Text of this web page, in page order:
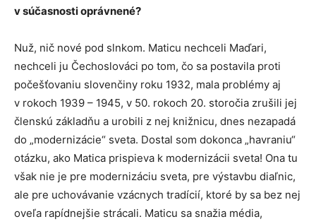
v súčasnosti oprávnené?
Nuž, nič nové pod slnkom. Maticu nechceli Maďari,
nechceli ju Čechoslováci po tom, čo sa postavila proti
počešťovaniu slovenčiny roku 1932, mala problémy aj
v rokoch 1939 – 1945, v 50. rokoch 20. storočia zrušili jej
členskú základňu a urobili z nej knižnicu, dnes nezapadá
do „modernizácie“ sveta. Dostal som dokonca „havraniu“
otázku, ako Matica prispieva k modernizácii sveta! Ona tu
však nie je pre modernizáciu sveta, pre výstavbu diaľnic,
ale pre uchovávanie vzácnych tradícií, ktoré by sa bez nej
oveľa rapídnejšie strácali. Maticu sa snažia média,